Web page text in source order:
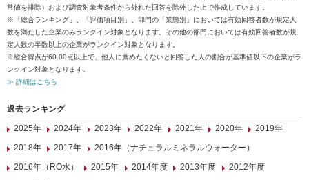
常値を排除）および調査対象者条件から外れた回答を除外した上で作成しています。
※「総合ランキング」、「評価項目別」、部門の「業態別」においては有効回答者数が規定人
数を満たした企業のみランクイン対象となります。その他の部門においては有効回答者数が規
定人数の半数以上の企業がランクイン対象となります。
※総合得点が60.00点以上で、他人に薦めたくないと回答した人の割合が基準値以下の企業がラ
ンクイン対象となります。
≫ 詳細はこちら
過去ランキング
2025年
2024年 2023年 2022年 2021年 2020年
2019年
2018年
2017年
2016年（ナチュラルミネラルウォーター）
2016年（RO水）
2015年 2014年度 2013年度
2012年度